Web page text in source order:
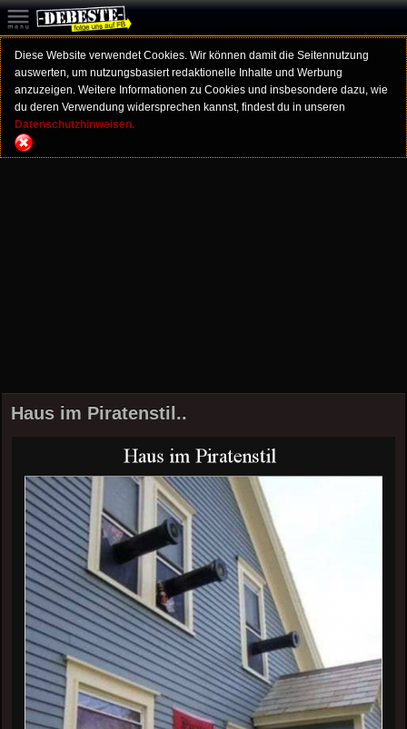
Diese Website verwendet Cookies. Wir können damit die Seitennutzung
auswerten, um nutzungsbasiert redaktionelle Inhalte und Werbung
anzuzeigen. Weitere Informationen zu Cookies und insbesondere dazu, wie
du deren Verwendung widersprechen kannst, findest du in unseren
Datenschutzhinweisen.
Haus im Piratenstil..